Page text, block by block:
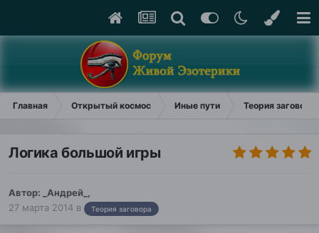
Главная Открытый космос Иные пути Теория заговора
Логика большой игры
Автор: _Андрей_ ,
27 марта 2014 в Теория заговора